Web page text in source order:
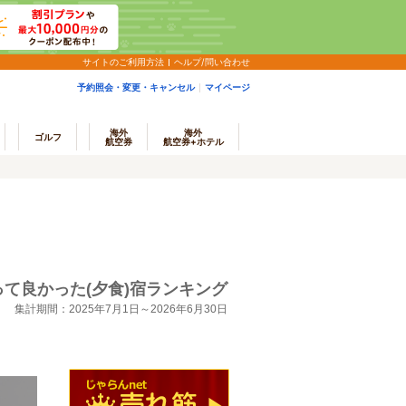
サイトのご利用方法 ヘルプ/問い合わせ
予約照会・変更・キャンセル マイページ
ゴルフ
海外
航空券
海外
航空券+ホテル
良かった(夕食)宿ランキング
集計期間：2025年7月1日～2026年6月30日